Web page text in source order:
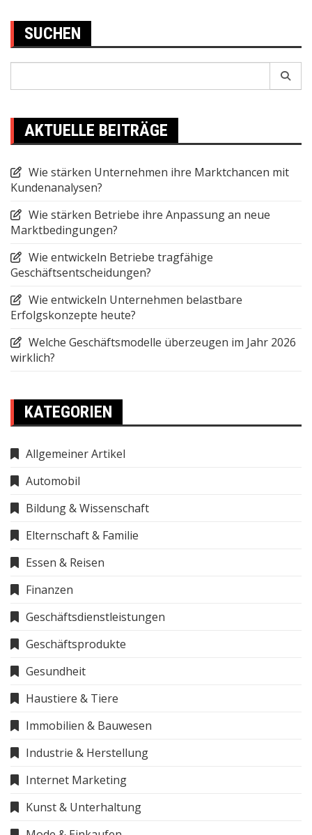
SUCHEN
AKTUELLE BEITRÄGE
Wie stärken Unternehmen ihre Marktchancen mit
Kundenanalysen?
Wie stärken Betriebe ihre Anpassung an neue
Marktbedingungen?
Wie entwickeln Betriebe tragfähige
Geschäftsentscheidungen?
Wie entwickeln Unternehmen belastbare
Erfolgskonzepte heute?
Welche Geschäftsmodelle überzeugen im Jahr 2026
wirklich?
KATEGORIEN
Allgemeiner Artikel
Automobil
Bildung & Wissenschaft
Elternschaft & Familie
Essen & Reisen
Finanzen
Geschäftsdienstleistungen
Geschäftsprodukte
Gesundheit
Haustiere & Tiere
Immobilien & Bauwesen
Industrie & Herstellung
Internet Marketing
Kunst & Unterhaltung